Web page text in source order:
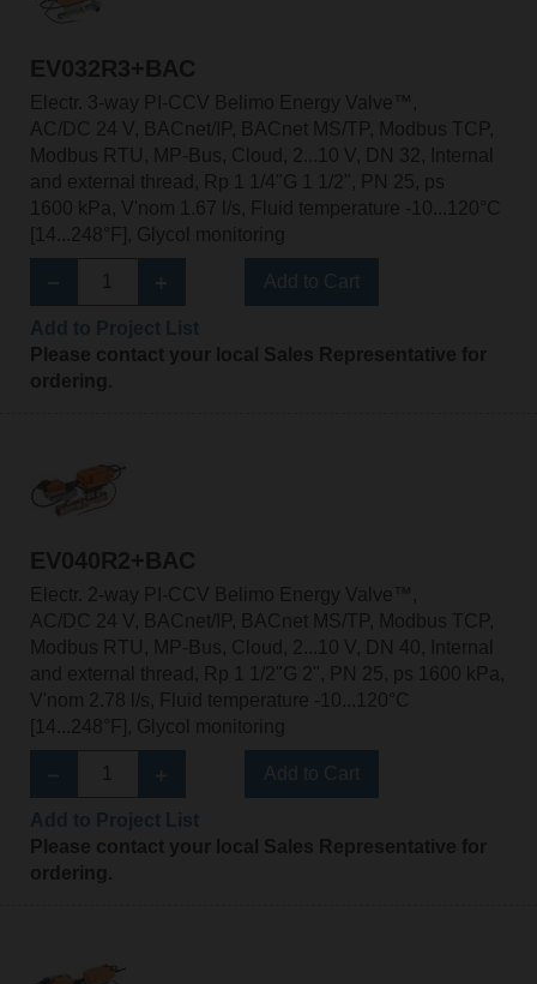
EV032R3+BAC
Electr. 3-way PI-CCV Belimo Energy Valve™,
AC/DC 24 V, BACnet/IP, BACnet MS/TP, Modbus TCP,
Modbus RTU, MP-Bus, Cloud, 2...10 V, DN 32, Internal
and external thread, Rp 1 1/4"G 1 1/2", PN 25, ps
1600 kPa, V'nom 1.67 l/s, Fluid temperature -10...120°C
[14...248°F], Glycol monitoring
Please contact your local Sales Representative for
ordering.
EV040R2+BAC
Electr. 2-way PI-CCV Belimo Energy Valve™,
AC/DC 24 V, BACnet/IP, BACnet MS/TP, Modbus TCP,
Modbus RTU, MP-Bus, Cloud, 2...10 V, DN 40, Internal
and external thread, Rp 1 1/2"G 2", PN 25, ps 1600 kPa,
V'nom 2.78 l/s, Fluid temperature -10...120°C
[14...248°F], Glycol monitoring
Please contact your local Sales Representative for
ordering.